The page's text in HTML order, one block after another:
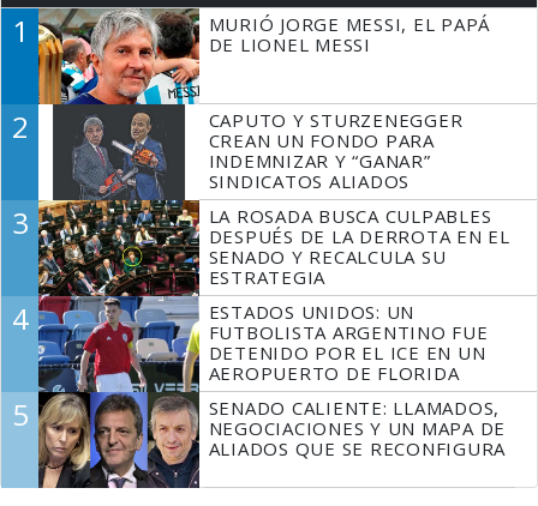
1
MURIÓ JORGE MESSI, EL PAPÁ
DE LIONEL MESSI
2
CAPUTO Y STURZENEGGER
CREAN UN FONDO PARA
INDEMNIZAR Y “GANAR”
SINDICATOS ALIADOS
3
LA ROSADA BUSCA CULPABLES
DESPUÉS DE LA DERROTA EN EL
SENADO Y RECALCULA SU
ESTRATEGIA
4
ESTADOS UNIDOS: UN
FUTBOLISTA ARGENTINO FUE
DETENIDO POR EL ICE EN UN
AEROPUERTO DE FLORIDA
5
SENADO CALIENTE: LLAMADOS,
NEGOCIACIONES Y UN MAPA DE
ALIADOS QUE SE RECONFIGURA